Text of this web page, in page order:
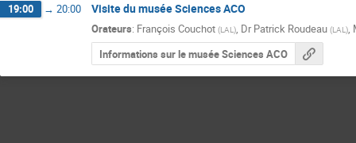
19:00 → 20:00 Visite du musée Sciences ACO
Orateurs: François Couchot (LAL ), Dr Patrick Roudeau (LAL ),
Informations sur le musée Sciences ACO